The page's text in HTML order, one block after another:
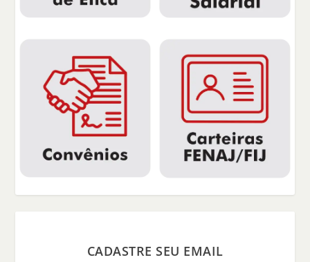
CADASTRE SEU EMAIL